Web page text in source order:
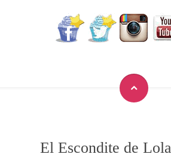
El Escondite de Lola